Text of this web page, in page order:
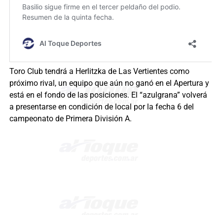
Toro Club tendrá a Herlitzka de Las Vertientes como
próximo rival, un equipo que aún no ganó en el Apertura y
está en el fondo de las posiciones. El “azulgrana” volverá
a presentarse en condición de local por la fecha 6 del
campeonato de Primera División A.